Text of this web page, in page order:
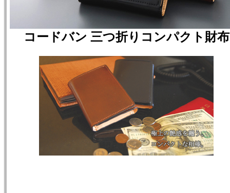
コードバン 三つ折りコンパクト財布